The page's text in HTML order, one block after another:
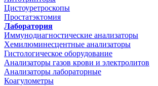
Цистоуретроскопы
Простатэктомия
Лаборатория
Иммунодиагностические анализаторы
Хемилюминесцентные анализаторы
Гистологическое оборудование
Анализаторы газов крови и электролитов
Анализаторы лабораторные
Коагулометры